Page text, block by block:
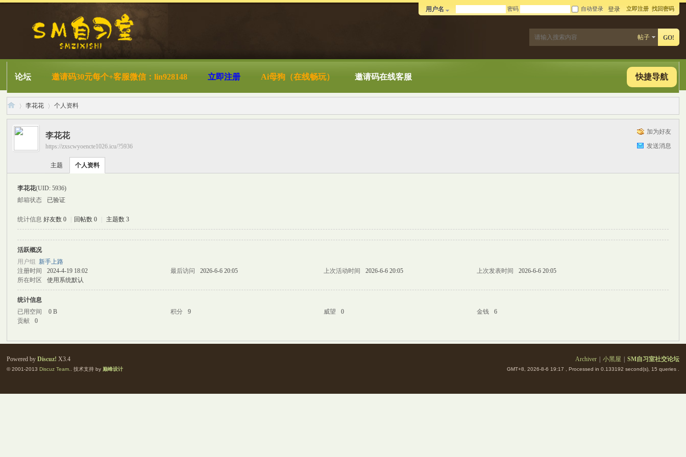
用户名 密码 自动登录 登录 立即注册 找回密码
帖子 GO!
快捷导航
论坛 邀请码30元每个+客服微信：lin928148 立即注册 Ai母狗（在线畅玩） 邀请码在线客服
›
李花花
›
个人资料
加为好友
发送消息
李花花
https://zxscwyoencte1026.icu/?5936
主题 个人资料
李花花(UID: 5936)
邮箱状态
已验证
统计信息 好友数 0 回帖数 0 主题数 3
活跃概况
用户组 新手上路
注册时间
2024-4-19 18:02 最后访问 2026-6-6 20:05 上次活动时间 2026-6-6 20:05 上次发表时间
2026-6-6 20:05
所在时区
使用系统默认
统计信息
已用空间
0 B 积分 9 威望 0 金钱
6
贡献
0
Archiver 小黑屋 SM自习室社交论坛
GMT+8, 2026-8-6 19:17 , Processed in 0.133192 second(s), 15 queries .
Powered byDiscuz! X3.4
© 2001-2013Discuz Team. . 技术支持 by巅峰设计